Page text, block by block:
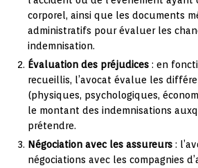
corporel, ainsi que les documents
administratifs pour évaluer les
indemnisation.
Évaluation des préjudices : en
recueillis, l’avocat évalue les
(physiques, psychologiques,
le montant des indemnisations
prétendre.
Négociation avec les assureurs :
négociations avec les compagnies